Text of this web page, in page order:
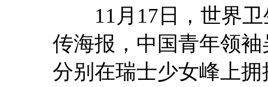
11月17日，世界卫
传海报，中国青年领
分别在瑞士少女峰上